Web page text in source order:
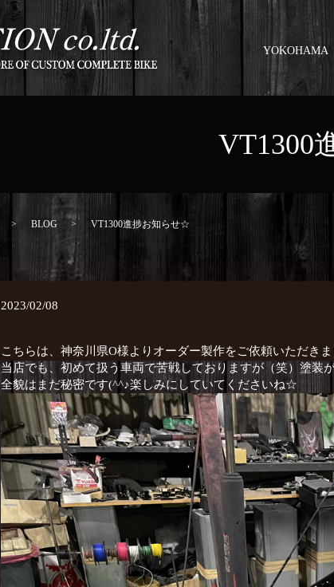
YOKOHAMA
VT1300
BLOG VT1300進捗お知らせ☆
2023/02/08
こちらは、神奈川県O様よりオーダー製作をご依頼いただき
当店でも、初めて扱う車両で苦戦しておりますが（笑）塗
全貌はまだ秘密です(^^♪楽しみにしていてくださいね☆